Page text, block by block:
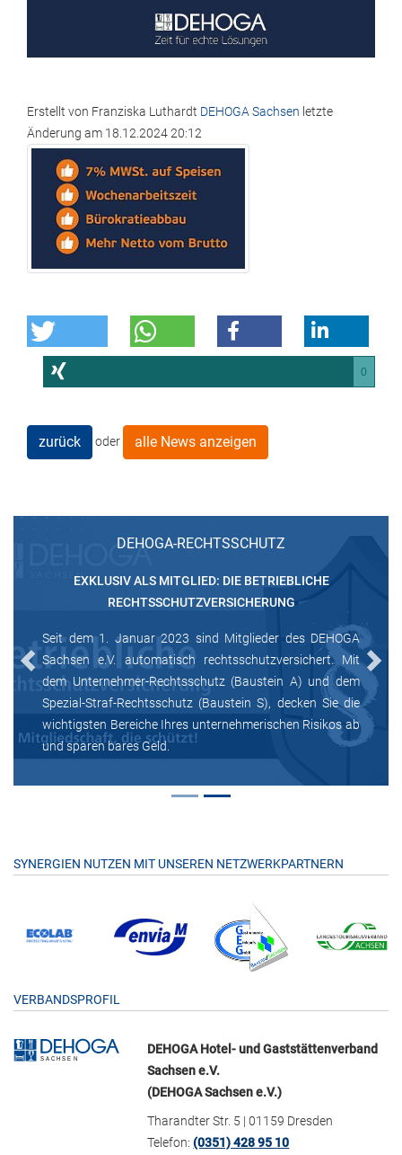
Erstellt von Franziska Luthardt DEHOGA Sachsen letzte
Änderung am 18.12.2024 20:12
0
zurück oder alle News anzeigen
DEHOGA-RECHTSSCHUTZ
EXKLUSIV ALS MITGLIED: DIE BETRIEBLICHE
RECHTSSCHUTZVERSICHERUNG
Seit dem 1. Januar 2023 sind Mitglieder des DEHOGA
Sachsen e.V. automatisch rechtsschutzversichert. Mit
dem Unternehmer-Rechtsschutz (Baustein A) und dem
Spezial-Straf-Rechtsschutz (Baustein S), decken Sie die
wichtigsten Bereiche Ihres unternehmerischen Risikos ab
und sparen bares Geld.
Previous Next
SYNERGIEN NUTZEN MIT UNSEREN NETZWERKPARTNERN
VERBANDSPROFIL
DEHOGA Hotel- und Gaststättenverband
Sachsen e.V.
(DEHOGA Sachsen e.V.)
Tharandter Str. 5 | 01159 Dresden
Telefon:(0351) 428 95 10